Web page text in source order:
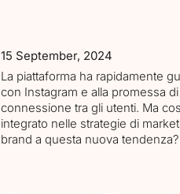
15 September, 2024
La piattaforma ha rapidamente
con Instagram e alla promessa
connessione tra gli utenti. Ma
integrato nelle strategie di
brand a questa nuova tendenza?